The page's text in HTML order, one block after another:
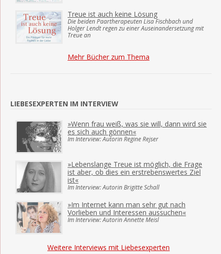
Treue ist auch keine Lösung
Die beiden Paartherapeuten Lisa Fischbach und
Holger Lendt regen zu einer Auseinandersetzung mit
Treue an
Mehr Bücher zum Thema
LIEBESEXPERTEN IM INTERVIEW
»Wenn frau weiß, was sie will, dann wird sie
es sich auch gönnen«
Im Interview: Autorin Regine Rejser
»Lebenslange Treue ist möglich, die Frage
ist aber, ob dies ein erstrebenswertes Ziel
ist«
Im Interview: Autorin Brigitte Schall
»Im Internet kann man sehr gut nach
Vorlieben und Interessen aussuchen«
Im Interview: Autorin Annette Meisl
Weitere Interviews mit Liebesexperten